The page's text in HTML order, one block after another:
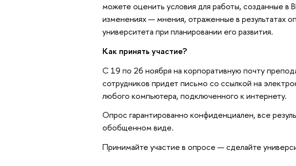
можете оценить условия для работы, созданные в
изменениях — мнения, отраженные в результатах
университета при планировании его развития.
Как принять участие?
С 19 по 26 ноября на корпоративную почту
сотрудников придет письмо со ссылкой на
любого компьютера, подключенного к интернету.
Опрос гарантированно конфиденциален, все
обобщенном виде.
Принимайте участие в опросе — сделайте